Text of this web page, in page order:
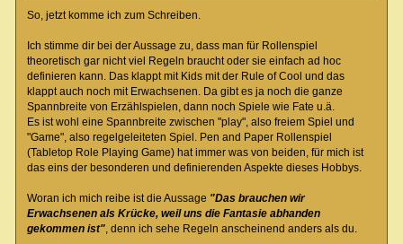
So, jetzt komme ich zum Schreiben.
Ich stimme dir bei der Aussage zu, dass man für Rollenspiel
theoretisch gar nicht viel Regeln braucht oder sie einfach ad hoc
definieren kann. Das klappt mit Kids mit der Rule of Cool und das
klappt auch noch mit Erwachsenen. Da gibt es ja noch die ganze
Spannbreite von Erzählspielen, dann noch Spiele wie Fate u.ä.
Es ist wohl eine Spannbreite zwischen "play", also freiem Spiel und
"Game", also regelgeleiteten Spiel. Pen and Paper Rollenspiel
(Tabletop Role Playing Game) hat immer was von beiden, für mich ist
das eins der besonderen und definierenden Aspekte dieses Hobbys.
Woran ich mich reibe ist die Aussage "Das brauchen wir
Erwachsenen als Krücke, weil uns die Fantasie abhanden
gekommen ist", denn ich sehe Regeln anscheinend anders als du.